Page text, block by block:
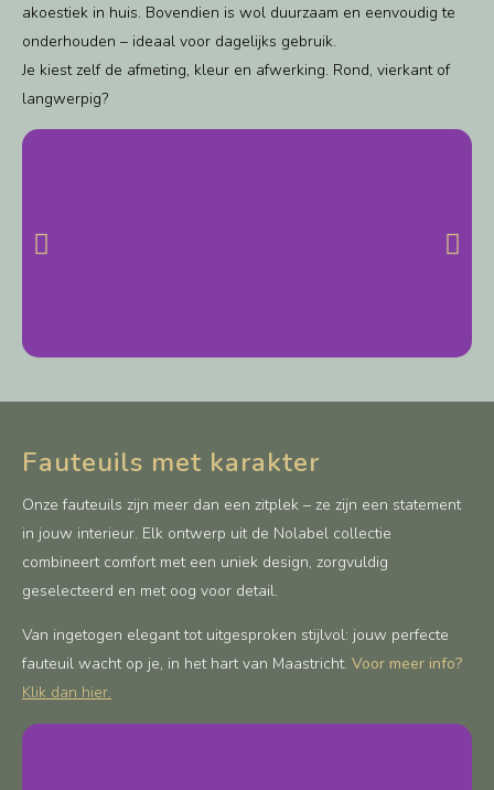
akoestiek in huis. Bovendien is wol duurzaam en eenvoudig te
onderhouden – ideaal voor dagelijks gebruik.
Je kiest zelf de afmeting, kleur en afwerking. Rond, vierkant of
langwerpig?
Fauteuils met karakter
Onze fauteuils zijn meer dan een zitplek – ze zijn een statement
in jouw interieur. Elk ontwerp uit de Nolabel collectie
combineert comfort met een uniek design, zorgvuldig
geselecteerd en met oog voor detail.
Van ingetogen elegant tot uitgesproken stijlvol: jouw perfecte
fauteuil wacht op je, in het hart van Maastricht. Voor meer info?
Klik dan hier.